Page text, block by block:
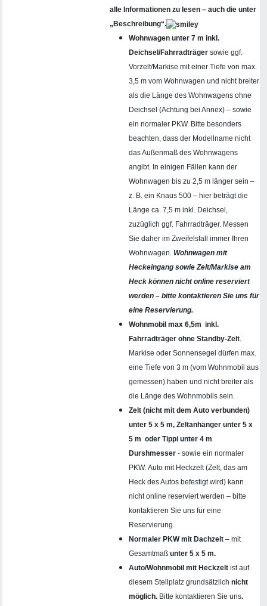
alle Informationen zu lesen – auch die unter
„Beschreibung“.
Wohnwagen unter 7 m inkl.
Deichsel/Fahrradträger sowie ggf.
Vorzelt/Markise mit einer Tiefe von max.
3,5 m vom Wohnwagen und nicht breiter
als die Länge des Wohnwagens ohne
Deichsel (Achtung bei Annex) – sowie
ein normaler PKW. Bitte besonders
beachten, dass der Modellname nicht
das Außenmaß des Wohnwagens
angibt. In einigen Fällen kann der
Wohnwagen bis zu 2,5 m länger sein –
z. B. ein Knaus 500 – hier beträgt die
Länge ca. 7,5 m inkl. Deichsel,
zuzüglich ggf. Fahrradträger. Messen
Sie daher im Zweifelsfall immer Ihren
Wohnwagen. Wohnwagen mit
Heckeingang sowie Zelt/Markise am
Heck können nicht online reserviert
werden – bitte kontaktieren Sie uns für
eine Reservierung.
Wohnmobil max 6,5m inkl.
Fahrradträger ohne Standby-Zelt.
Markise oder Sonnensegel dürfen max.
eine Tiefe von 3 m (vom Wohnmobil aus
gemessen) haben und nicht breiter als
die Länge des Wohnmobils sein.
Zelt (nicht mit dem Auto verbunden)
unter 5 x 5 m, Zeltanhänger unter 5 x
5 m oder Tippi unter 4 m
Durshmesser - sowie ein normaler
PKW. Auto mit Heckzelt (Zelt, das am
Heck des Autos befestigt wird) kann
nicht online reserviert werden – bitte
kontaktieren Sie uns für eine
Reservierung.
Normaler PKW mit Dachzelt – mit
Gesamtmaß unter 5 x 5 m.
Auto/Wohnmobil mit Heckzelt ist auf
diesem Stellplatz grundsätzlich nicht
möglich. Bitte kontaktieren Sie uns.